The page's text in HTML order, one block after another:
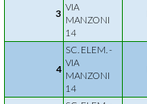
3
VIA
MANZONI
14
4
SC. ELEM. -
VIA
MANZONI
14